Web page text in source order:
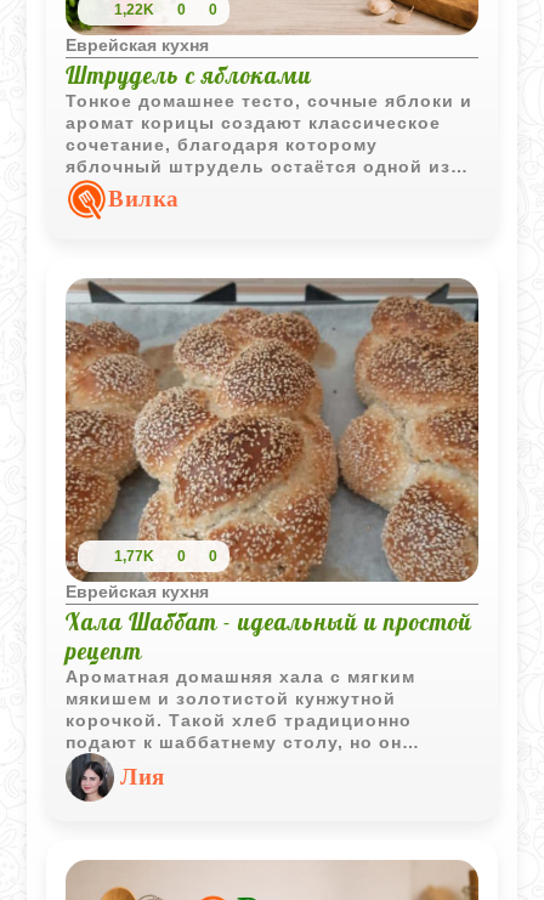
1,22K 0 0
Еврейская кухня
Штрудель с яблоками
Тонкое домашнее тесто, сочные яблоки и
аромат корицы создают классическое
сочетание, благодаря которому
яблочный штрудель остаётся одной из
самых любимых домашних выпечек.
Вилка
1,77K 0 0
Еврейская кухня
Хала Шаббат - идеальный и простой
рецепт
Ароматная домашняя хала с мягким
мякишем и золотистой кунжутной
корочкой. Такой хлеб традиционно
подают к шаббатнему столу, но он
прекрасно подходит и для любого
семейного ужина.
Лия